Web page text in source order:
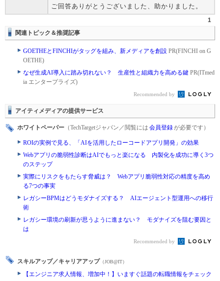
ご回答ありがとうございました、助かりました。
1
関連トピック＆推奨記事
GOETHEとFINCHIがタッグを組み、新メディアを創設 PR(FINCHI on G
OETHE)
なぜ生成AI導入に踏み切れない？ 生産性と組織力を高める鍵 PR(ITmed
ia エンタープライズ)
Recommended by
アイティメディアの提供サービス
ホワイトペーパー （TechTargetジャパン／閲覧には 会員登録が必要です）
ROIの実例で見る、「AIを活用したローコードアプリ開発」の効果
Webアプリの脆弱性診断はAIでもっと楽になる 内製化を成功に導く3つ
のステップ
実際にリスクをもたらす脅威は？ Webアプリ脆弱性対応の精度を高め
る7つの事実
レガシーBPMはどうモダナイズする？ AIエージェント型運用への移行
術
レガシー環境の刷新が思うように進まない？ モダナイズを阻む要因と
は
Recommended by
スキルアップ／キャリアアップ （JOB@IT）
【エンジニア求人情報、増加中！】いますぐ話題の転職情報をチェック